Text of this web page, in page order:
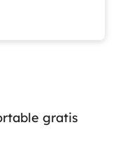
gratis